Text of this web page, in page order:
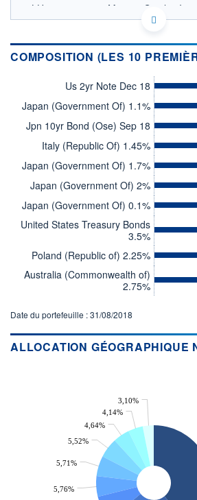
LU0691071509 - Morgan Stanley
Management (ACD) Limited
Consulter le prospectus / DIC
CATÉGORIE MORNINGSTAR
Obligations International
FONDS PARTENAIRES
TARIFS PRIVILÉGIÉS 0%
ÉLIGIBILITÉ
PEA BOURSOVIE LUX
CTO BUSINESS
ACTIF NET (EUR)
642M / 31.10.17
RISQUE DU FONDS (SRI)
+ PORTEFEUILLE
COMPOSITION (LES 10
Us 2yr Note Dec 18
Japan (Government Of) 1.1%
Jpn 10yr Bond (Ose) Sep 18
Italy (Republic Of) 1.45%
Japan (Government Of) 1.7%
Japan (Government Of) 2%
Japan (Government Of) 0.1%
United States Treasury Bonds
3.5%
Poland (Republic of) 2.25%
Australia (Commonwealth of)
2.75%
Date du portefeuille : 31/08/2018
ALLOCATION GÉOGRAPHIQUE
5,76%
5,71%
5,52%
4,64%
4,14%
3,10%